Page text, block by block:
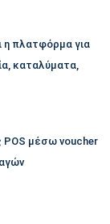
η πλατφόρμα για
καταλύματα,
POS μέσω voucher